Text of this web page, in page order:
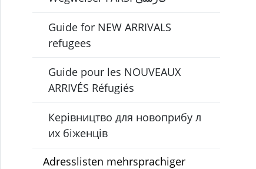
Guide for NEW ARRIVALS
refugees
Guide pour les NOUVEAUX
ARRIVÉS Réfugiés
Керівництво для новоприбу л
их біженців
Adresslisten mehrsprachiger